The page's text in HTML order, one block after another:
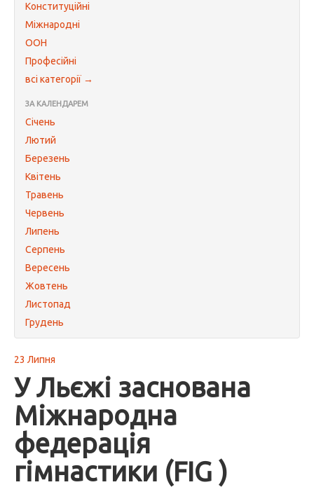
Конституційні
Міжнародні
ООН
Професійні
всі категорії →
ЗА КАЛЕНДАРЕМ
Січень
Лютий
Березень
Квітень
Травень
Червень
Липень
Серпень
Вересень
Жовтень
Листопад
Грудень
23 Липня
У Льєжі заснована
Міжнародна
федерація
гімнастики (FIG )